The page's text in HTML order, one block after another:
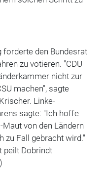
forderte den Bundesrat
zu votieren. "CDU
nicht zur
machen", sagte
Linke-
sagte: "Ich hoffe
Maut von den Ländern
zu Fall gebracht wird."
peilt Dobrindt